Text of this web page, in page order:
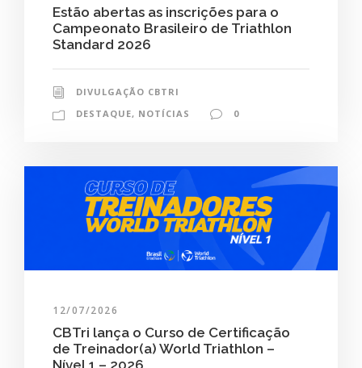
Estão abertas as inscrições para o
Campeonato Brasileiro de Triathlon
Standard 2026
DIVULGAÇÃO CBTRI
DESTAQUE, NOTÍCIAS 0
12/07/2026
CBTri lança o Curso de Certificação
de Treinador(a) World Triathlon –